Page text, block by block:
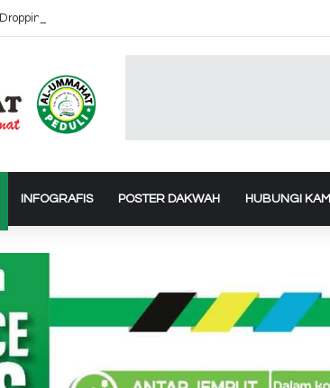
Dropping 37 Truk Air Ke Bantul dan Gunung Kidul Yogyakarta
INFOGRAFIS POSTER DAKWAH HUBUNGI KAMI